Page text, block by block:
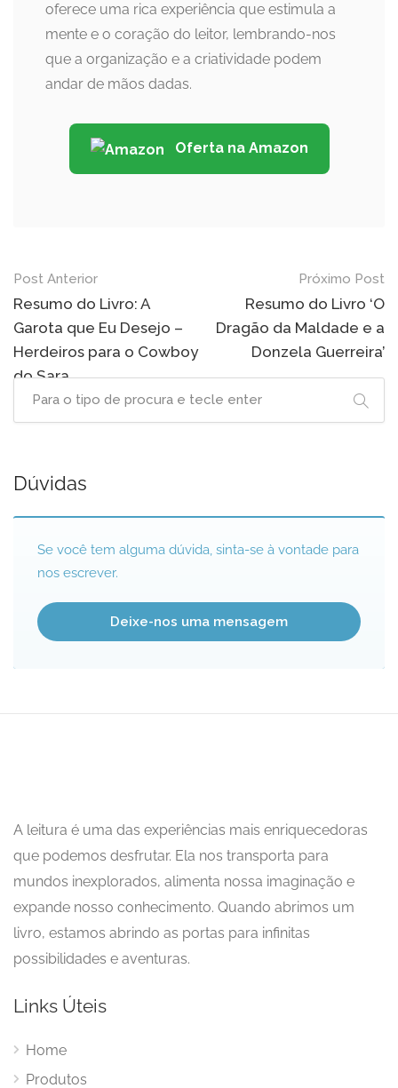
oferece uma rica experiência que estimula a
mente e o coração do leitor, lembrando-nos
que a organização e a criatividade podem
andar de mãos dadas.
Oferta na Amazon
Post
navigation
Post Anterior
Resumo do Livro: A
Garota que Eu Desejo –
Herdeiros para o Cowboy
do Sara
Próximo Post
Resumo do Livro ‘O
Dragão da Maldade e a
Donzela Guerreira’
Dúvidas
Se você tem alguma dúvida, sinta-se à vontade para
nos escrever.
Deixe-nos uma mensagem
A leitura é uma das experiências mais enriquecedoras
que podemos desfrutar. Ela nos transporta para
mundos inexplorados, alimenta nossa imaginação e
expande nosso conhecimento. Quando abrimos um
livro, estamos abrindo as portas para infinitas
possibilidades e aventuras.
Links Úteis
Home
Produtos